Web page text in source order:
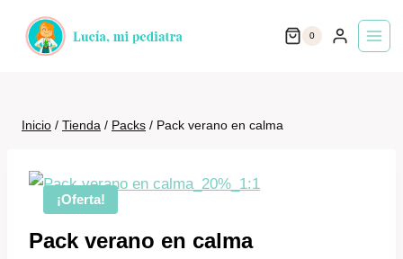
0
Inicio / Tienda / Packs / Pack verano en calma
¡Oferta!
Pack verano en calma